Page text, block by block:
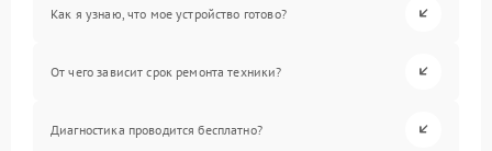
Как я узнаю, что мое устройство готово?
От чего зависит срок ремонта техники?
Диагностика проводится бесплатно?